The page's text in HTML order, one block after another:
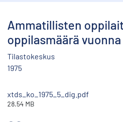
Ammatillisten
oppilasmäärä vuonna
Tilastokeskus
1975
xtds_ko_1975_5_dig.pdf
28.54 MB